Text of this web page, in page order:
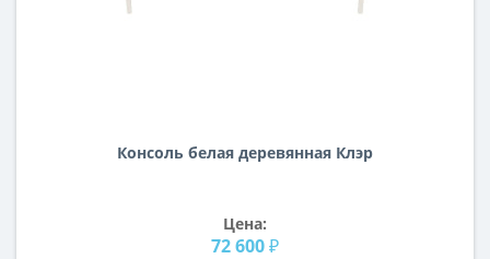
Консоль белая деревянная Клэр
Цена:
72 600 ₽